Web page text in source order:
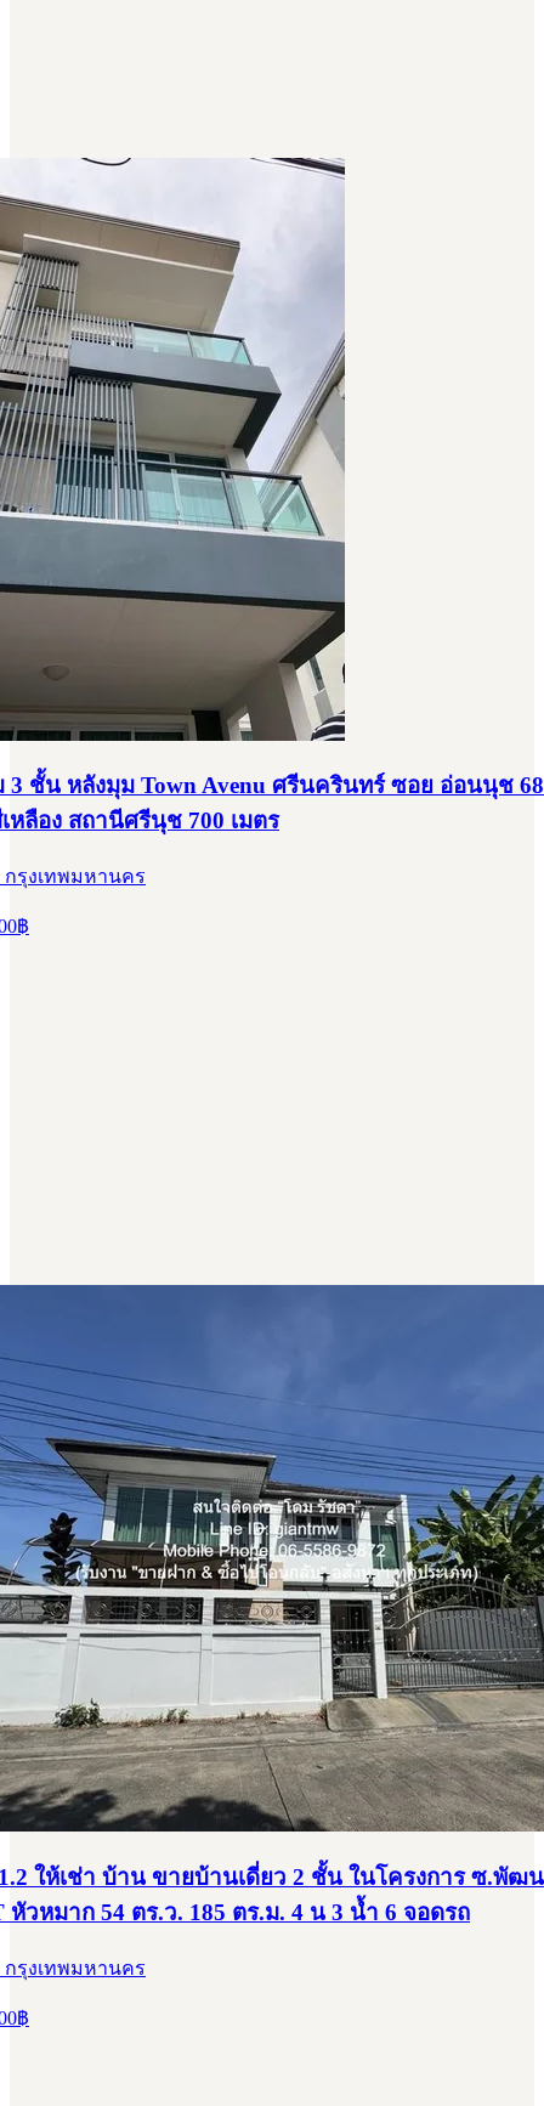
3 ชั้น หลังมุม Town Avenu ศรีนครินทร์ ซอย อ่อนนุช
หลือง สถานีศรีนุช 700 เมตร
กรุงเทพมหานคร
฿
ให้เช่า บ้าน ขายบ้านเดี่ยว 2 ชั้น ในโครงการ ซ.พัฒ
หัวหมาก 54 ตร.ว. 185 ตร.ม. 4 น 3 น้ำ 6 จอดรถ
กรุงเทพมหานคร
฿